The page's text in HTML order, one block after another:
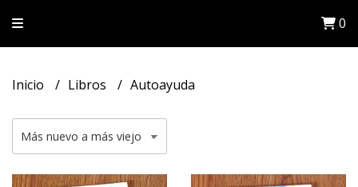
0
Inicio Libros Autoayuda